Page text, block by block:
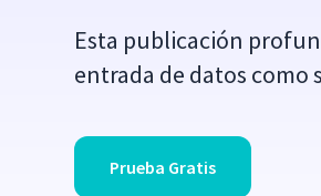
Esta publicación
entrada de datos como
Prueba Gratis